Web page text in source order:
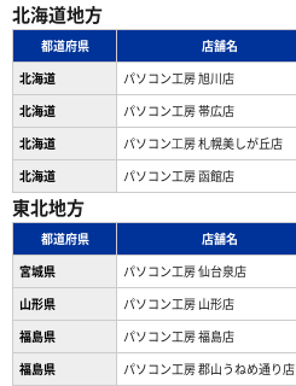
北海道地方
都道府県 店舗名
北海道
パソコン工房 旭川店
北海道
パソコン工房 帯広店
北海道
パソコン⼯房 札幌美しが丘店
北海道
パソコン工房 函館店
東北地方
都道府県 店舗名
宮城県
パソコン工房 仙台泉店
山形県
パソコン工房 山形店
福島県
パソコン工房 福島店
福島県
パソコン工房 郡山うねめ通り店